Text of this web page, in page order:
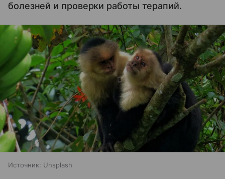
болезней и проверки работы терапий.
Источник: Unsplash